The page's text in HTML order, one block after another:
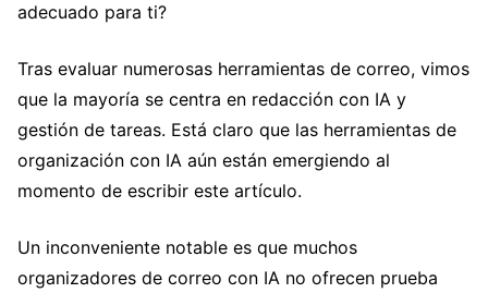
adecuado para ti?
Tras evaluar numerosas herramientas de correo, vimos
que la mayoría se centra en redacción con IA y
gestión de tareas. Está claro que las herramientas de
organización con IA aún están emergiendo al
momento de escribir este artículo.
Un inconveniente notable es que muchos
organizadores de correo con IA no ofrecen prueba